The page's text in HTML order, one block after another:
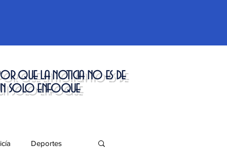
que la noticia no es de
solo enfoque
Deportes